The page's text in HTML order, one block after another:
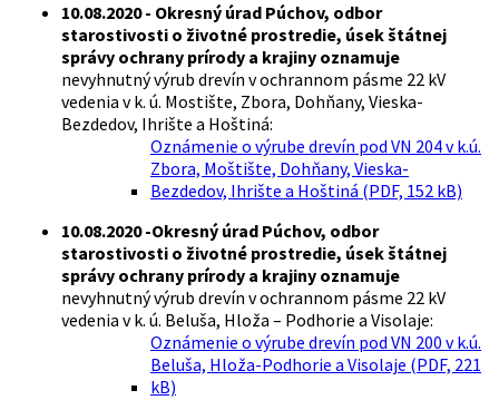
10.08.2020 - Okresný úrad Púchov, odbor
starostivosti o životné prostredie, úsek štátnej
správy ochrany prírody a krajiny oznamuje
nevyhnutný výrub drevín v ochrannom pásme 22 kV
vedenia v k. ú. Mostište, Zbora, Dohňany, Vieska-
Bezdedov, Ihrište a Hoštiná:
Oznámenie o výrube drevín pod VN 204 v k.ú.
Zbora, Moštište, Dohňany, Vieska-
Bezdedov, Ihrište a Hoštiná (PDF, 152 kB)
10.08.2020 -Okresný úrad Púchov, odbor
starostivosti o životné prostredie, úsek štátnej
správy ochrany prírody a krajiny oznamuje
nevyhnutný výrub drevín v ochrannom pásme 22 kV
vedenia v k. ú. Beluša, Hloža – Podhorie a Visolaje:
Oznámenie o výrube drevín pod VN 200 v k.ú.
Beluša, Hloža-Podhorie a Visolaje (PDF, 221
kB)